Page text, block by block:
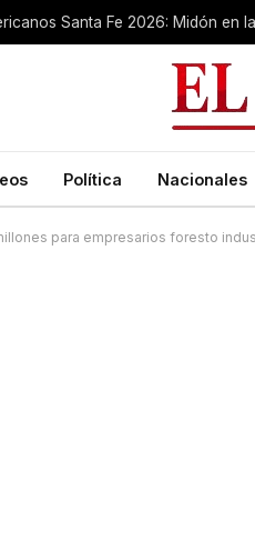
Santa Fe 2026: Midón en
Política Nacionales
para empresarios foresto